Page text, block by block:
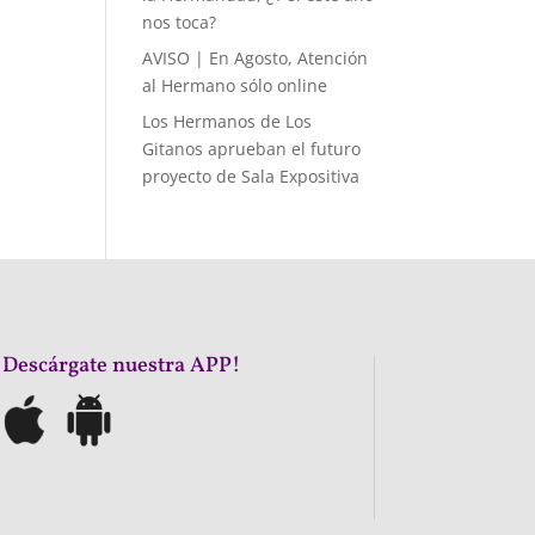
nos toca?
AVISO | En Agosto, Atención
al Hermano sólo online
Los Hermanos de Los
Gitanos aprueban el futuro
proyecto de Sala Expositiva
nuestra APP!